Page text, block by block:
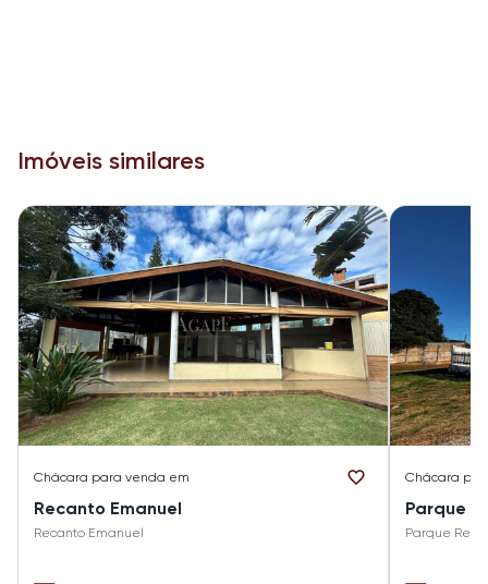
Imóveis similares
Chácara para venda em
Recanto Emanuel
Recanto Emanuel
Chácara
Parque
Parque